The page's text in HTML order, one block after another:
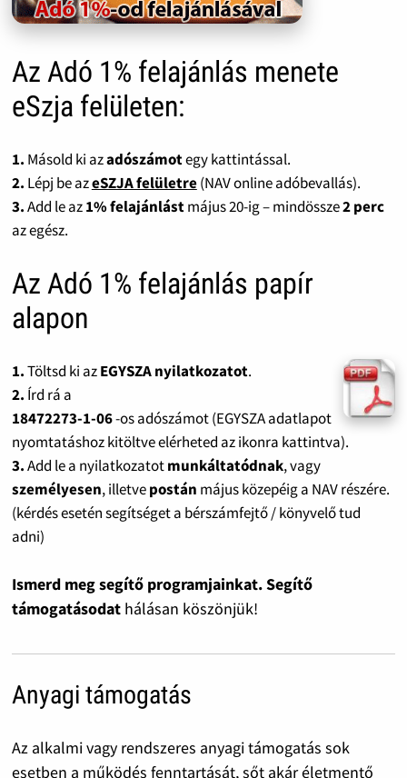
Az Adó 1% felajánlás menete
eSzja felületen:
1. Másold ki azadószámotegy kattintással.
2. Lépj be azeSZJA felületre(NAV online adóbevallás).
3.Add le az1% felajánlástmájus 20-ig – mindössze2 perc
az egész.
Az Adó 1% felajánlás papír
alapon
1.Töltsd ki azEGYSZA nyilatkozatot.
2. Írd rá a
18472273-1-06-os adószámot (EGYSZA adatlapot
nyomtatáshoz kitöltve elérheted az ikonra kattintva).
3.Add le a nyilatkozatotmunkáltatódnak, vagy
személyesen, illetvepostán május közepéig a NAV részére.
(kérdés esetén segítséget a bérszámfejtő / könyvelő tud
adni)
Ismerd meg segítő programjainkat. Segítő
támogatásodat hálásan köszönjük!
Anyagi támogatás
Az alkalmi vagy rendszeres anyagi támogatás sok
esetben a működés fenntartását, sőt akár életmentő